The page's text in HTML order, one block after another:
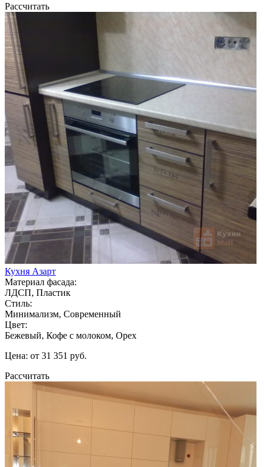
Рассчитать
Кухня Азарт
Материал фасада:
ЛДСП, Пластик
Стиль:
Минимализм, Современный
Цвет:
Бежевый, Кофе с молоком, Орех
Цена: от 31 351 руб.
Рассчитать